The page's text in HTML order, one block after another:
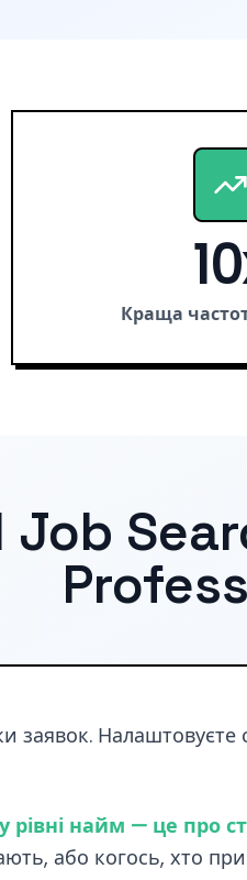
Краща
заявок. Налаштовуєте
найм — це про
або когось, хто